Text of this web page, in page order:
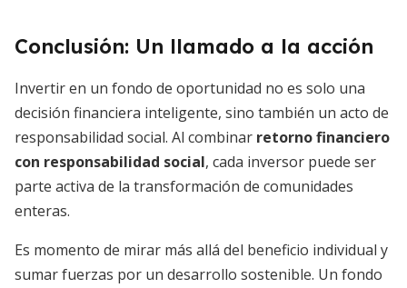
Conclusión: Un llamado a la acción
Invertir en un fondo de oportunidad no es solo una
decisión financiera inteligente, sino también un acto de
responsabilidad social. Al combinar retorno financiero
con responsabilidad social, cada inversor puede ser
parte activa de la transformación de comunidades
enteras.
Es momento de mirar más allá del beneficio individual y
sumar fuerzas por un desarrollo sostenible. Un fondo